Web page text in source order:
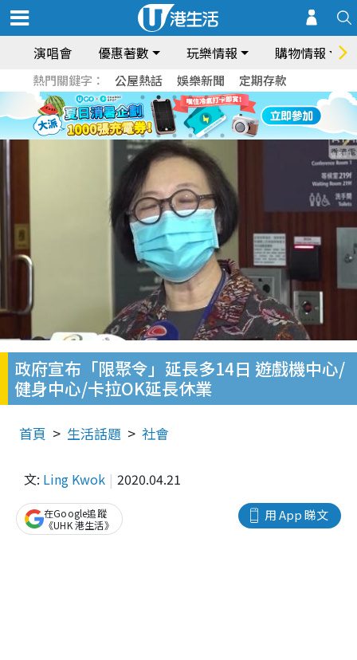
演唱會 優惠著數 玩樂情報 購物情報
熱門關鍵字： 公屋熱話 娛樂新聞 定期存款
政府宣布「限聚令」延長多14日 遊戲機中心/
健身中心/卡拉OK延長休業
首頁 生活話題 社會
文: Ling Kwok 2020.04.21
用 App 睇文
在Google追蹤
《UHK 港生活》